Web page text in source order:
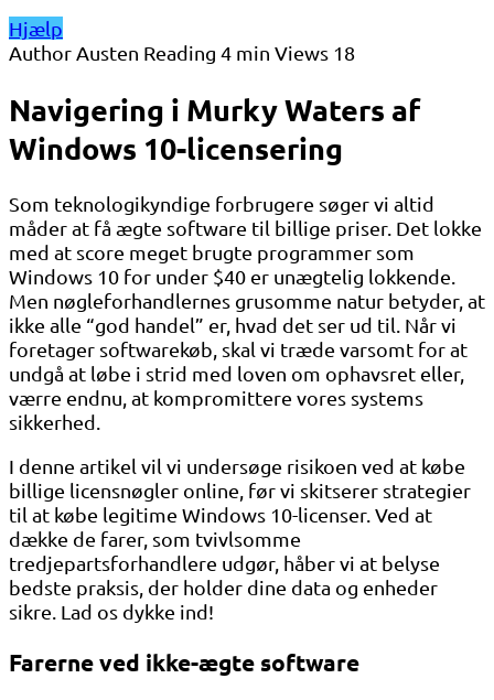
Hjælp
AuthorAusten Reading 4 min Views 18
Navigering i Murky Waters af
Windows 10-licensering
Som teknologikyndige forbrugere søger vi altid
måder at få ægte software til billige priser. Det lokke
med at score meget brugte programmer som
Windows 10 for under $40 er unægtelig lokkende.
Men nøgleforhandlernes grusomme natur betyder, at
ikke alle “god handel” er, hvad det ser ud til. Når vi
foretager softwarekøb, skal vi træde varsomt for at
undgå at løbe i strid med loven om ophavsret eller,
værre endnu, at kompromittere vores systems
sikkerhed.
I denne artikel vil vi undersøge risikoen ved at købe
billige licensnøgler online, før vi skitserer strategier
til at købe legitime Windows 10-licenser. Ved at
dække de farer, som tvivlsomme
tredjepartsforhandlere udgør, håber vi at belyse
bedste praksis, der holder dine data og enheder
sikre. Lad os dykke ind!
Farerne ved ikke-ægte software